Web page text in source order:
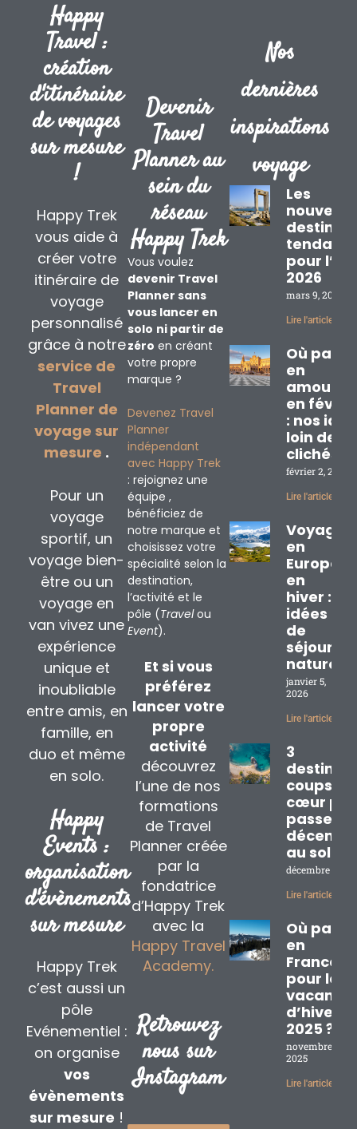
Happy
Travel :
création
d'itinéraire
de voyages
sur mesure
!
Happy Trek
vous aide à
créer votre
itinéraire de
voyage
personnalisé
grâce à notre
service de
Travel
Planner de
voyage sur
mesure .
Pour un
voyage
sportif, un
voyage bien-
être ou un
voyage en
van vivez une
expérience
unique et
inoubliable
entre amis, en
famille, en
duo et même
en solo.
Happy
Events :
organisation
d'évènements
sur mesure
Happy Trek
c’est aussi un
pôle
Evénementiel :
on organise
vos
évènements
sur mesure !
Devenir
Travel
Planner au
sein du
réseau
Happy Trek
Vous voulez
devenir Travel
Planner sans
vous lancer en
solo ni partir de
zéro en créant
votre propre
marque ?
Devenez Travel
Planner
indépendant
avec Happy Trek
: rejoignez une
équipe ,
bénéficiez de
notre marque et
choisissez votre
spécialité selon la
destination,
l’activité et le
pôle (Travelou
Event).
Et si vous
préférez
lancer votre
propre
activité
découvrez
l’une de nos
formations
de Travel
Planner créée
par la
fondatrice
d’Happy Trek
avec la
Happy Travel
Academy.
Retrouvez
nous sur
Instagram
Nos
dernières
inspirations
voyage
Les
pour
2026
mars 9, 2026
Lire l'article »
Où partir
en
en
: nos
loin des
clichés
février 2, 2026
Lire l'article »
Voyage
en
Europe
en
hiver : 3
idées
de
séjours
nature
janvier 5,
2026
Lire l'article »
3
coups de
cœur
passer
au soleil
décembre 2,
Lire l'article »
Où partir
en
France
pour les
d’hiver
2025 ?
novembre 17,
2025
Lire l'article »